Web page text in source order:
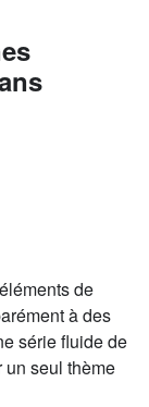
de
à des
série fluide de
seul thème